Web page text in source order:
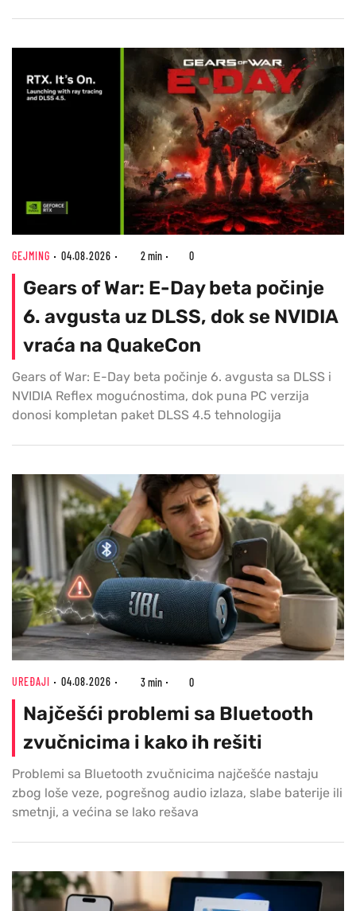
GEJMING 04.08.2026 2 min 0
Gears of War: E-Day beta počinje
6. avgusta uz DLSS, dok se NVIDIA
vraća na QuakeCon
Gears of War: E-Day beta počinje 6. avgusta sa DLSS i
NVIDIA Reflex mogućnostima, dok puna PC verzija
donosi kompletan paket DLSS 4.5 tehnologija
UREĐAJI 04.08.2026 3 min 0
Najčešći problemi sa Bluetooth
zvučnicima i kako ih rešiti
Problemi sa Bluetooth zvučnicima najčešće nastaju
zbog loše veze, pogrešnog audio izlaza, slabe baterije ili
smetnji, a većina se lako rešava